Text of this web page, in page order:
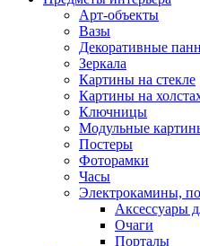
Арт-объекты
Вазы
Декоративные
Зеркала
Картины на стекле
Картины на
Ключницы
Модульные
Постеры
Фоторамки
Часы
Электрокамины,
Аксессуары
Очаги
Порталы